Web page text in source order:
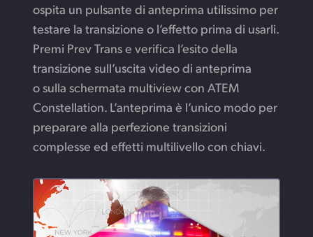
ospita un pulsante di anteprima utilissimo per
testare la transizione o l’effetto prima di usarli.
Premi Prev Trans e verifica l’esito della
transizione sull’uscita video di anteprima
o sulla schermata multiview con ATEM
Constellation. L’anteprima è l’unico modo per
preparare alla perfezione transizioni
complesse ed effetti multilivello con chiavi.